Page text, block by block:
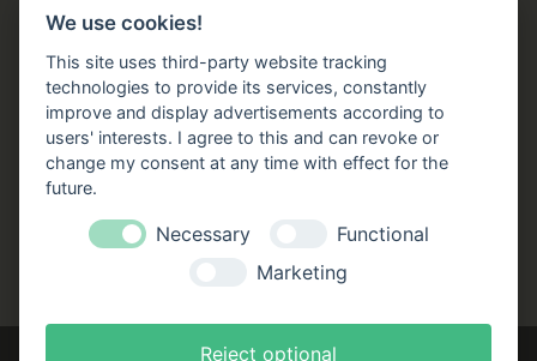
Büchergilde online
Stellenangebote
Folgen Sie uns!
FacebookInstagramYouTubeTikTok
Zustellung durch:
We use cookies!
This site uses third-party website tracking
technologies to provide its services, constantly
improve and display advertisements according to
users' interests. I agree to this and can revoke or
change my consent at any time with effect for the
future.
Necessary
Functional
Marketing
Reject optional